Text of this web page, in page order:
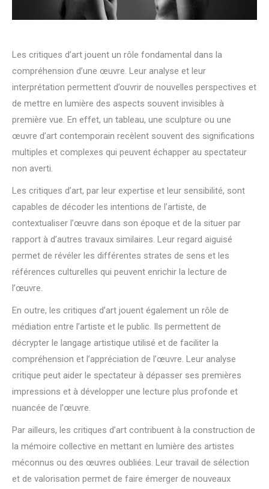
Les critiques d’art jouent un rôle fondamental dans la
compréhension d’une œuvre. Leur analyse et leur
interprétation permettent d’ouvrir de nouvelles perspectives et
de mettre en lumière des aspects souvent invisibles à
première vue. En effet, un tableau, une sculpture ou une
œuvre d’art contemporain recèlent souvent des significations
multiples et complexes qui peuvent échapper au spectateur
non averti.
Les critiques d’art, par leur expertise et leur sensibilité, sont
capables de décoder les intentions de l’artiste, de
contextualiser l’œuvre dans son époque et de la situer par
rapport à d’autres travaux similaires. Leur regard aiguisé
permet de révéler les différentes strates de sens et les
références culturelles qui peuvent enrichir la lecture de
l’œuvre.
En outre, les critiques d’art jouent également un rôle de
médiation entre l’artiste et le public. Ils permettent de
décrypter le langage artistique utilisé et de faciliter la
compréhension et l’appréciation de l’œuvre. Leur analyse
critique peut aider le spectateur à dépasser ses premières
impressions et à développer une lecture plus profonde et
nuancée de l’œuvre.
Par ailleurs, les critiques d’art contribuent à la construction de
la mémoire collective en mettant en lumière des artistes
méconnus ou des œuvres oubliées. Leur travail de sélection
et de valorisation permet de faire émerger de nouveaux